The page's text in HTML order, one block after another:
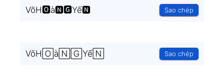
VõH🅾à🅽🅶Yế🅽 Sao chép
VõH🄾à🄽🄶Yế🄽 Sao chép